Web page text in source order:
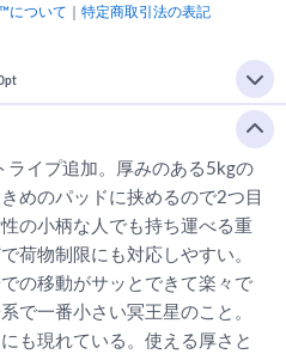
について 特定商取引法の表記
イプ追加。厚みのある5kgの
めのパッドに挟めるので2つ目
の小柄な人でも持ち運べる重
荷物制限にも対応しやすい。
の移動がサッとできて楽々で
で一番小さい冥王星のこと。
も現れている。使える厚さと